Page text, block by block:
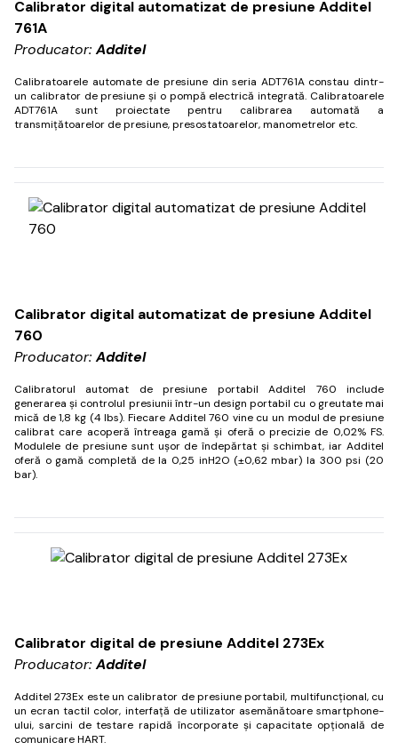
Calibrator digital automatizat de presiune Additel
761A
Producator:Additel
Calibratoarele automate de presiune din seria ADT761A constau dintr-
un calibrator de presiune și o pompă electrică integrată. Calibratoarele
ADT761A sunt proiectate pentru calibrarea automată a
transmițătoarelor de presiune, presostatoarelor, manometrelor etc.
Calibrator digital automatizat de presiune Additel
760
Producator:Additel
Calibratorul automat de presiune portabil Additel 760 include
generarea și controlul presiunii într-un design portabil cu o greutate mai
mică de 1,8 kg (4 lbs). Fiecare Additel 760 vine cu un modul de presiune
calibrat care acoperă întreaga gamă și oferă o precizie de 0,02% FS.
Modulele de presiune sunt ușor de îndepărtat și schimbat, iar Additel
oferă o gamă completă de la 0,25 inH2O (±0,62 mbar) la 300 psi (20
bar).
Calibrator digital de presiune Additel 273Ex
Producator:Additel
Additel 273Ex este un calibrator de presiune portabil, multifuncțional, cu
un ecran tactil color, interfață de utilizator asemănătoare smartphone-
ului, sarcini de testare rapidă încorporate și capacitate opțională de
comunicare HART.